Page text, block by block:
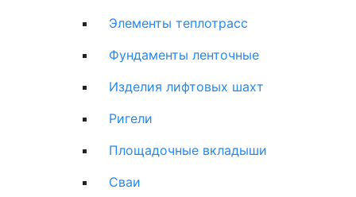
Элементы теплотрасс
Фундаменты ленточные
Изделия лифтовых шахт
Ригели
Площадочные вкладыши
Сваи